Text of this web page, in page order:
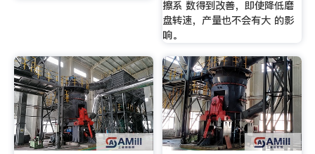
擦系 数得到改善，即使降低磨
盘转速，产量也不会有大 的影
响。